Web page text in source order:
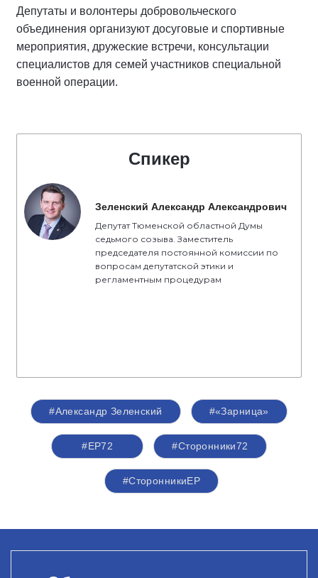
Депутаты и волонтеры добровольческого
объединения организуют досуговые и спортивные
мероприятия, дружеские встречи, консультации
специалистов для семей участников специальной
военной операции.
Спикер
Зеленский Александр Александрович
Депутат Тюменской областной Думы
седьмого созыва. Заместитель
председателя постоянной комиссии по
вопросам депутатской этики и
регламентным процедурам
#Александр Зеленский #«Зарница»
#ЕР72 #Сторонники72
#СторонникиЕР